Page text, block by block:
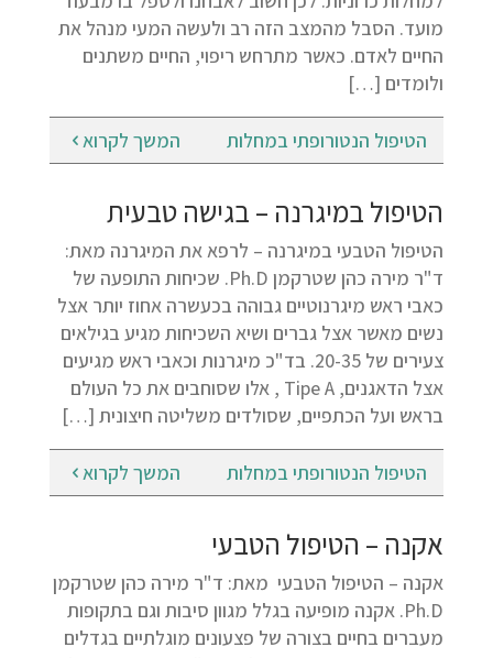
מועד. הסבל מהמצב הזה רב ולעשה המעי מנהל את
החיים לאדם. כאשר מתרחש ריפוי, החיים משתנים
ולומדים […]
הטיפול הנטורופתי במחלות המשך לקרוא
הטיפול במיגרנה – בגישה טבעית
הטיפול הטבעי במיגרנה – לרפא את המיגרנה מאת:
ד"ר מירה כהן שטרקמן Ph.D. שכיחות התופעה של
כאבי ראש מיגרנוטיים גבוהה בכעשרה אחוז יותר אצל
נשים מאשר אצל גברים ושיא השכיחות מגיע בגילאים
צעירים של 20-35. בד"כ מיגרנות וכאבי ראש מגיעים
אצל הדאגנים, Tipe A , אלו שסוחבים את כל העולם
בראש ועל הכתפיים, שסולדים משליטה חיצונית […]
הטיפול הנטורופתי במחלות המשך לקרוא
אקנה – הטיפול הטבעי
אקנה – הטיפול הטבעי מאת: ד"ר מירה כהן שטרקמן
Ph.D. אקנה מופיעה בגלל מגוון סיבות וגם בתקופות
מעברים בחיים בצורה של פצעונים מוגלתיים בגדלים